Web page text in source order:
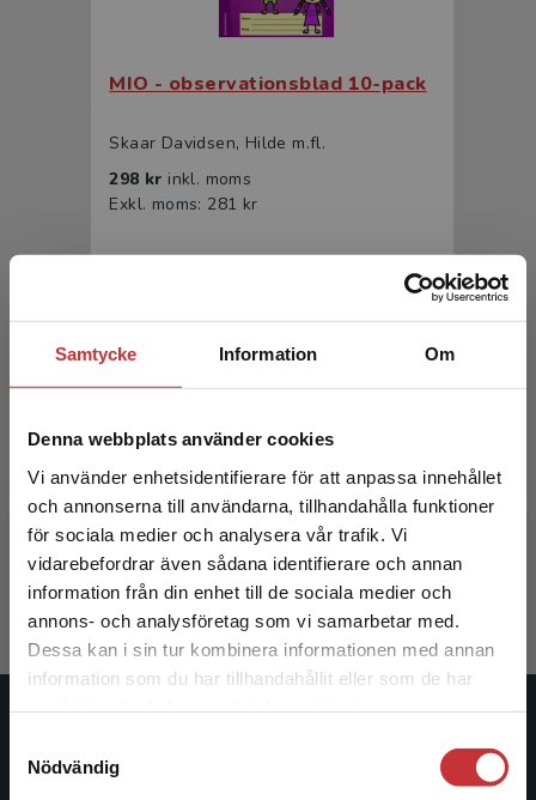
Samtycke Information Om
Denna webbplats använder cookies
Vi använder enhetsidentifierare för att anpassa innehållet
och annonserna till användarna, tillhandahålla funktioner
för sociala medier och analysera vår trafik. Vi
vidarebefordrar även sådana identifierare och annan
information från din enhet till de sociala medier och
annons- och analysföretag som vi samarbetar med.
Dessa kan i sin tur kombinera informationen med annan
information som du har tillhandahållit eller som de har
Nödvändig
Begränsad fraktregion
Det verkar som att du besöker
studentlitteratur.se via en enhet utanför Sverige.
Vi erbjuder inte leveranser utanför Sverige. För
att kunna slutföra ett köp måste
MIO - observationsblad 10-pack
Skaar Davidsen, Hilde m.fl.
298 kr inkl. moms
Exkl. moms: 281 kr
MIO - handledning
Skaar Davidsen, Hilde m.fl.
599 krinkl. moms
Exkl. moms: 565 kr
Studentlitteratur grundades 1963 och är idag Sveriges